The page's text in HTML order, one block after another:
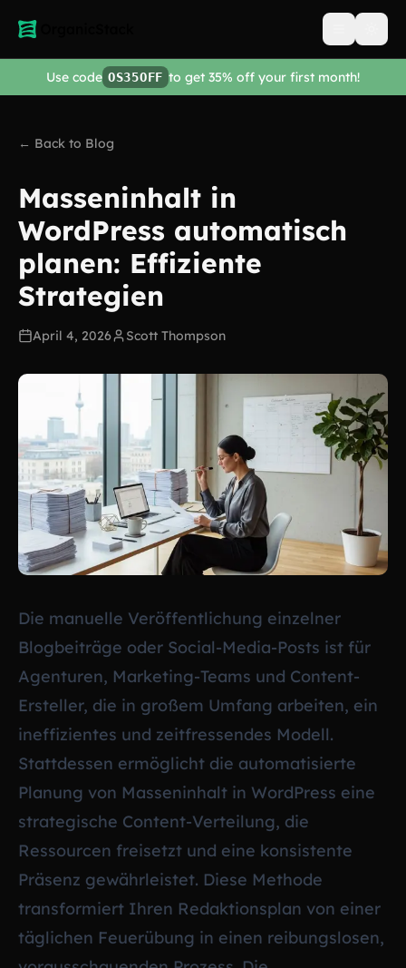
Open
Use code OS35OFF to get 35% off your first month!
← Back to Blog
Masseninhalt in
WordPress automatisch
planen: Effiziente
Strategien
April 4, 2026 Scott Thompson
Die manuelle Veröffentlichung einzelner
Blogbeiträge oder Social-Media-Posts ist für
Agenturen, Marketing-Teams und Content-
Ersteller, die in großem Umfang arbeiten, ein
ineffizientes und zeitfressendes Modell.
Stattdessen ermöglicht die automatisierte
Planung von Masseninhalt in WordPress eine
strategische Content-Verteilung, die
Ressourcen freisetzt und eine konsistente
Präsenz gewährleistet. Diese Methode
transformiert Ihren Redaktionsplan von einer
täglichen Feuerübung in einen reibungslosen,